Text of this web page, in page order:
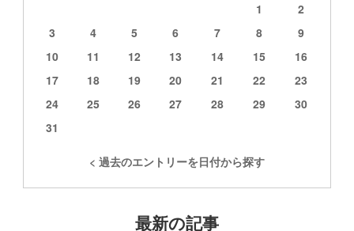
1
2
3
4 5 6 7 8
9
10
11 12 13 14 15
16
17
18 19 20 21 22
23
24
25 26 27 28 29
30
31
< 過去のエントリーを日付から探す
最新の記事